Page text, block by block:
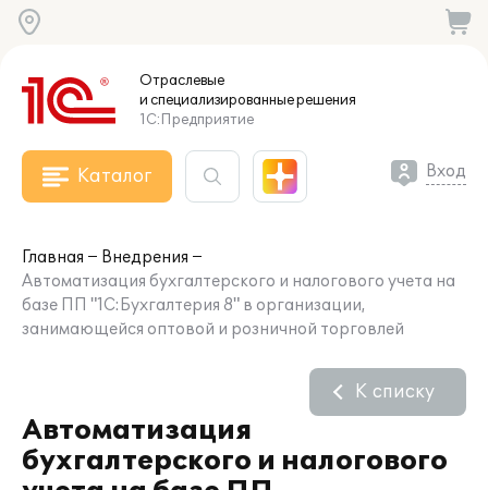
Отраслевые
и специализированныерешения
1С:Предприятие
Каталог Вход
Главная
Внедрения
Автоматизация бухгалтерского и налогового учета на
базе ПП "1С:Бухгалтерия 8" в организации,
занимающейся оптовой и розничной торговлей
Автоматизация
бухгалтерского и налогового
К списку